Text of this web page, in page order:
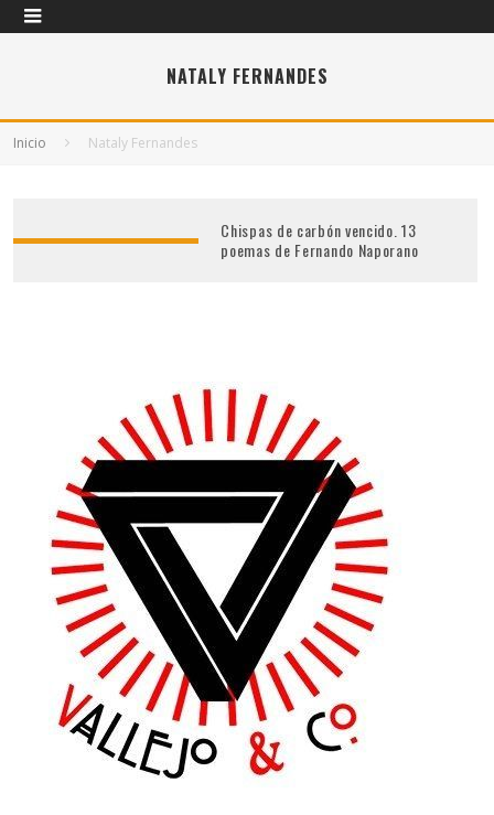
NATALY FERNANDES
Inicio Nataly Fernandes
Chispas de carbón vencido. 13
poemas de Fernando Naporano